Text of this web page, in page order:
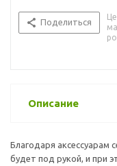
Поделиться
Описание
Благодаря аксессуарам
будет под рукой, и при